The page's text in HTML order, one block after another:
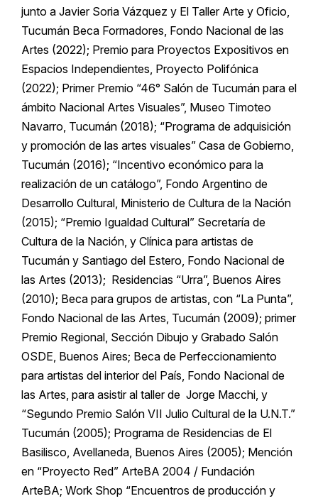
junto a Javier Soria Vázquez y El Taller Arte y Oficio,
Tucumán Beca Formadores, Fondo Nacional de las
Artes (2022); Premio para Proyectos Expositivos en
Espacios Independientes, Proyecto Polifónica
(2022); Primer Premio “46° Salón de Tucumán para el
ámbito Nacional Artes Visuales”, Museo Timoteo
Navarro, Tucumán (2018); “Programa de adquisición
y promoción de las artes visuales” Casa de Gobierno,
Tucumán (2016); “Incentivo económico para la
realización de un catálogo”, Fondo Argentino de
Desarrollo Cultural, Ministerio de Cultura de la Nación
(2015); “Premio Igualdad Cultural” Secretaría de
Cultura de la Nación, y Clínica para artistas de
Tucumán y Santiago del Estero, Fondo Nacional de
las Artes (2013); Residencias “Urra”, Buenos Aires
(2010); Beca para grupos de artistas, con “La Punta”,
Fondo Nacional de las Artes, Tucumán (2009); primer
Premio Regional, Sección Dibujo y Grabado Salón
OSDE, Buenos Aires; Beca de Perfeccionamiento
para artistas del interior del País, Fondo Nacional de
las Artes, para asistir al taller de Jorge Macchi, y
“Segundo Premio Salón VII Julio Cultural de la U.N.T.”
Tucumán (2005); Programa de Residencias de El
Basilisco, Avellaneda, Buenos Aires (2005); Mención
en “Proyecto Red” ArteBA 2004 / Fundación
ArteBA; Work Shop “Encuentros de producción y